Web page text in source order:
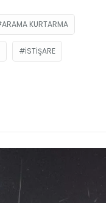
ARAMA KURTARMA
ISTIŞARE